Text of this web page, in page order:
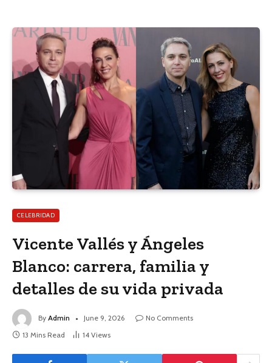
CELEBRIDAD
Vicente Vallés y Ángeles
Blanco: carrera, familia y
detalles de su vida privada
By Admin June 9, 2026
No Comments
13 Mins Read
14 Views